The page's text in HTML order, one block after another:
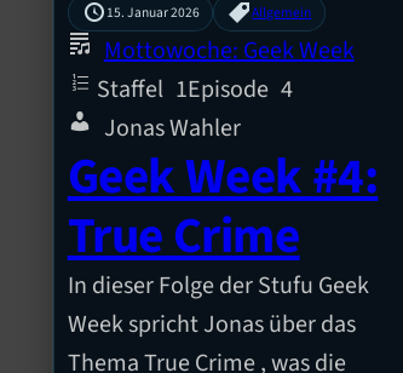
15. Januar 2026 Allgemein
Mottowoche: Geek Week
Staffel 1Episode 4
Jonas Wahler
Geek Week #4:
True Crime
In dieser Folge der Stufu Geek
Week spricht Jonas über das
Thema True Crime , was die